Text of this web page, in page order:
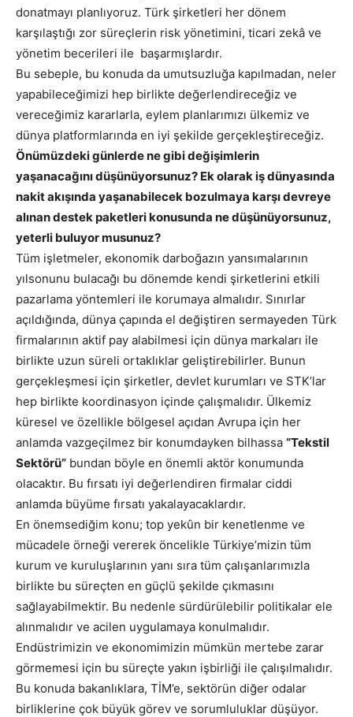
donatmayı planlıyoruz. Türk şirketleri her dönem
karşılaştığı zor süreçlerin risk yönetimini, ticari zekâ ve
yönetim becerileri ile başarmışlardır.
Bu sebeple, bu konuda da umutsuzluğa kapılmadan, neler
yapabileceğimizi hep birlikte değerlendireceğiz ve
vereceğimiz kararlarla, eylem planlarımızı ülkemiz ve
dünya platformlarında en iyi şekilde gerçekleştireceğiz.
Önümüzdeki günlerde ne gibi değişimlerin
yaşanacağını düşünüyorsunuz? Ek olarak iş dünyasında
nakit akışında yaşanabilecek bozulmaya karşı devreye
alınan destek paketleri konusunda ne düşünüyorsunuz,
yeterli buluyor musunuz?
Tüm işletmeler, ekonomik darboğazın yansımalarının
yılsonunu bulacağı bu dönemde kendi şirketlerini etkili
pazarlama yöntemleri ile korumaya almalıdır. Sınırlar
açıldığında, dünya çapında el değiştiren sermayeden Türk
firmalarının aktif pay alabilmesi için dünya markaları ile
birlikte uzun süreli ortaklıklar geliştirebilirler. Bunun
gerçekleşmesi için şirketler, devlet kurumları ve STK’lar
hep birlikte koordinasyon içinde çalışmalıdır. Ülkemiz
küresel ve özellikle bölgesel açıdan Avrupa için her
anlamda vazgeçilmez bir konumdayken bilhassa “Tekstil
Sektörü” bundan böyle en önemli aktör konumunda
olacaktır. Bu fırsatı iyi değerlendiren firmalar ciddi
anlamda büyüme fırsatı yakalayacaklardır.
En önemsediğim konu; top yekûn bir kenetlenme ve
mücadele örneği vererek öncelikle Türkiye’mizin tüm
kurum ve kuruluşlarının yanı sıra tüm çalışanlarımızla
birlikte bu süreçten en güçlü şekilde çıkmasını
sağlayabilmektir. Bu nedenle sürdürülebilir politikalar ele
alınmalıdır ve acilen uygulamaya konulmalıdır.
Endüstrimizin ve ekonomimizin mümkün mertebe zarar
görmemesi için bu süreçte yakın işbirliği ile çalışılmalıdır.
Bu konuda bakanlıklara, TİM’e, sektörün diğer odalar
birliklerine çok büyük görev ve sorumluluklar düşüyor.